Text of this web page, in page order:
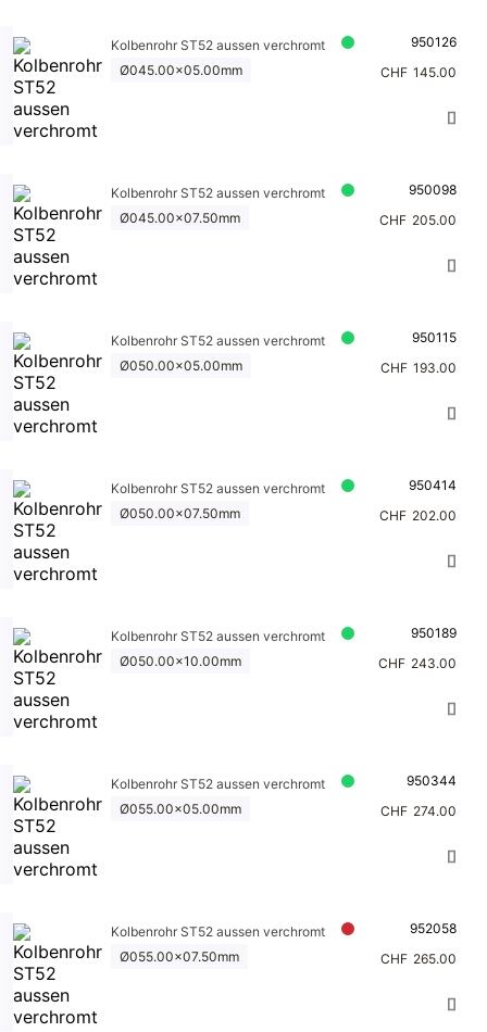
Kolbenrohr ST52 aussen verchromt
950126
Ø045.00x05.00mm
CHF 145.00
Kolbenrohr ST52 aussen verchromt
950098
Ø045.00x07.50mm
CHF 205.00
Kolbenrohr ST52 aussen verchromt
950115
Ø050.00x05.00mm
CHF 193.00
Kolbenrohr ST52 aussen verchromt
950414
Ø050.00x07.50mm
CHF 202.00
Kolbenrohr ST52 aussen verchromt
950189
Ø050.00x10.00mm
CHF 243.00
Kolbenrohr ST52 aussen verchromt
950344
Ø055.00x05.00mm
CHF 274.00
Kolbenrohr ST52 aussen verchromt
952058
Ø055.00x07.50mm
CHF 265.00